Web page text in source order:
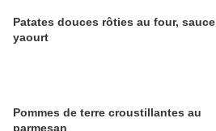
Patates douces rôties au four, sauce
yaourt
Pommes de terre croustillantes au
parmesan